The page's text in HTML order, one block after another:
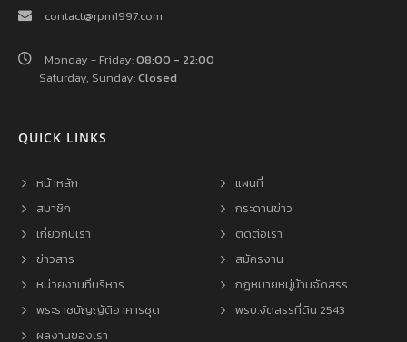
contact@rpm1997.com
Monday - Friday:08:00 - 22:00
Saturday, Sunday:Closed
QUICK LINKS
หน้าหลัก
สมาชิก
เกี่ยวกับเรา
ข่าวสาร
หน่วยงานที่บริหาร
พระราชบัญญัติอาคารชุด
ผลงานของเรา
แผนที่
กระดานข่าว
ติดต่อเรา
สมัครงาน
กฎหมายหมู่บ้านจัดสรร
พรบ.จัดสรรที่ดิน 2543